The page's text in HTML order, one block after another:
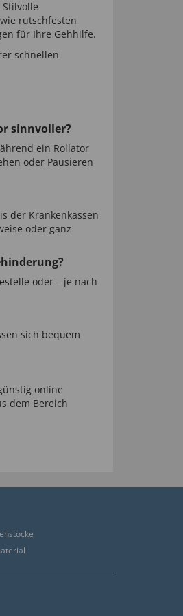
wie rutschfesten
für Ihre Gehhilfe.
schnellen
sinnvoller?
ein Rollator
oder Pausieren
der Krankenkassen
oder ganz
oder – je nach
sich bequem
online
dem Bereich